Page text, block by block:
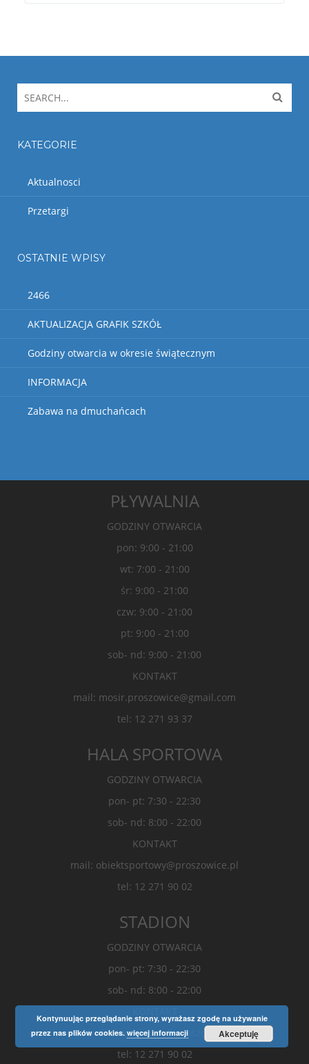
KATEGORIE
Aktualnosci
Przetargi
OSTATNIE WPISY
2466
AKTUALIZACJA GRAFIK SZKÓŁ
Godziny otwarcia w okresie świątecznym
INFORMACJA
Zabawa na dmuchańcach
PŁYWALNIA
GODZINY OTWARCIA
pon: 9:00 - 21:00
wt: 7:00 - 21:00
śr: 9:00 - 21:00
czw: 9:00 - 21:00
pt: 9:00 - 21:00
sob- nd: 9:00 - 21:00
KONTAKT
mail: mosir.proszowice@gmail.com
tel: 12 271 93 37
HALA SPORTOWA
GODZINY OTWARCIA
pon- pt: 7:30 - 22:30
sob- nd: 8:00 - 22:00
KONTAKT
mail: obiektsportowy@proszowice.pl
tel: 12 271 90 02
STADION
GODZINY OTWARCIA
pon- pt: 7:30 - 22:30
sob- nd: 8:00 - 22:00
mail: obiektsportowy@proszowice.pl
tel: 12 271 90 02
Kontynuując przeglądanie strony, wyrażasz zgodę na używanie
przez nas plików cookies. więcej informacji Akceptuję